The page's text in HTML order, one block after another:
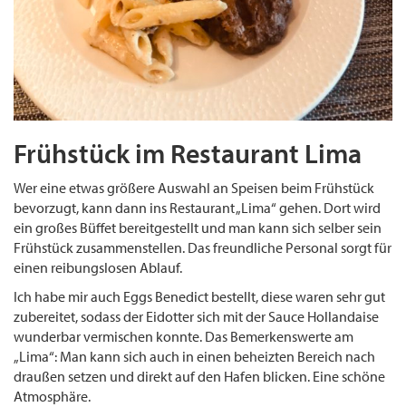
Frühstück im Restaurant Lima
Wer eine etwas größere Auswahl an Speisen beim Frühstück
bevorzugt, kann dann ins Restaurant „Lima“ gehen. Dort wird
ein großes Büffet bereitgestellt und man kann sich selber sein
Frühstück zusammenstellen. Das freundliche Personal sorgt für
einen reibungslosen Ablauf.
Ich habe mir auch Eggs Benedict bestellt, diese waren sehr gut
zubereitet, sodass der Eidotter sich mit der Sauce Hollandaise
wunderbar vermischen konnte. Das Bemerkenswerte am
„Lima“: Man kann sich auch in einen beheizten Bereich nach
draußen setzen und direkt auf den Hafen blicken. Eine schöne
Atmosphäre.